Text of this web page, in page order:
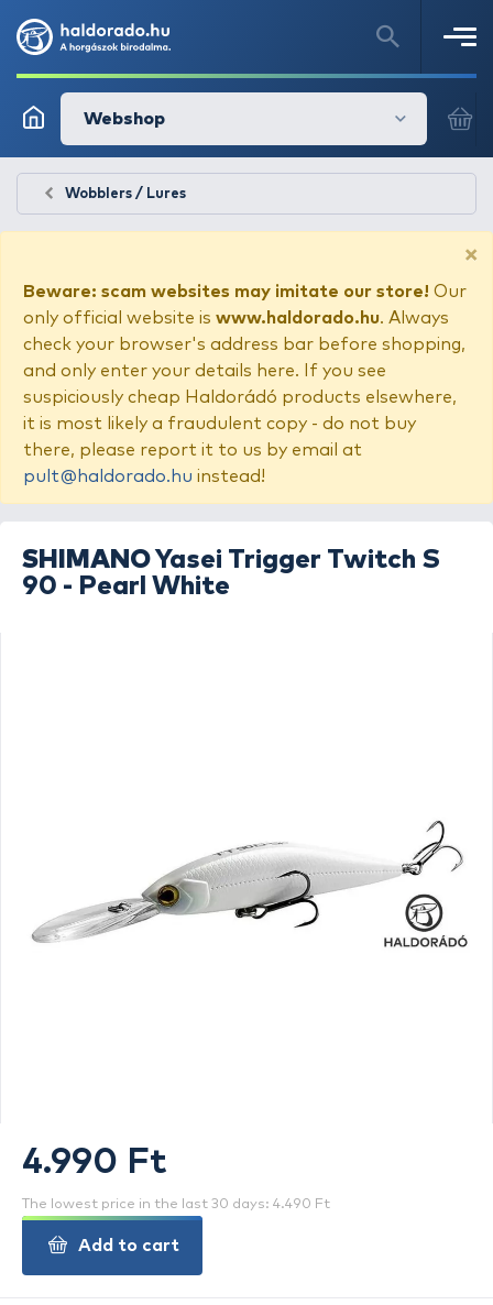
Webshop
Wobblers / Lures
×
Beware: scam websites may imitate our store! Our
only official website is www.haldorado.hu. Always
check your browser's address bar before shopping,
and only enter your details here. If you see
suspiciously cheap Haldorádó products elsewhere,
it is most likely a fraudulent copy - do not buy
there, please report it to us by email at
pult@haldorado.hu instead!
SHIMANOYasei Trigger Twitch S
90 - Pearl White
4.990 Ft
The lowest price in the last 30 days: 4.490 Ft
Add to cart